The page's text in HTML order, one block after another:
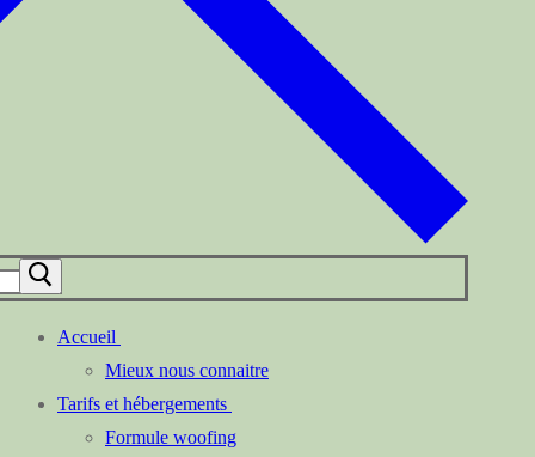
Accueil
Mieux nous connaitre
Tarifs et hébergements
Formule woofing